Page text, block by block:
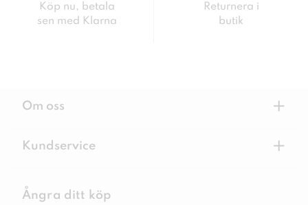
Köp nu, betala
sen med Klarna
Returnera i
butik
Om oss +
Kundservice +
Ångra ditt köp